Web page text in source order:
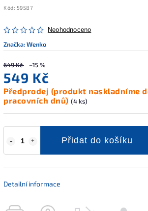
Kód: 59587
Neohodnoceno
Značka:Wenko
649 Kč –15 %
549 Kč
Předprodej (produkt naskladníme
pracovních dnů) (4 ks)
Přidat do košíku
Detailní informace